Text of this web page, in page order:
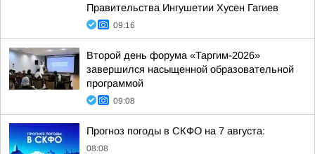
Правительства Ингушетии Хусен Гагиев
09:16
Второй день форума «Таргим-2026»
завершился насыщенной образовательной
программой
09:08
Прогноз погоды в СКФО на 7 августа:
08:08